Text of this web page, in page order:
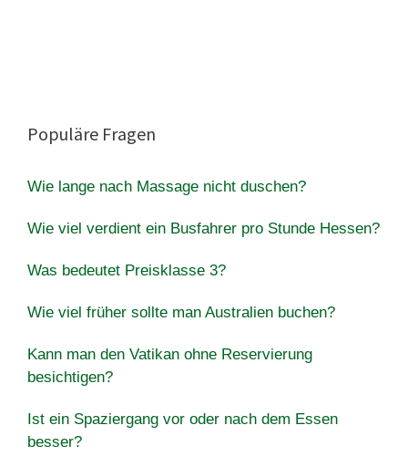
Populäre Fragen
Wie lange nach Massage nicht duschen?
Wie viel verdient ein Busfahrer pro Stunde Hessen?
Was bedeutet Preisklasse 3?
Wie viel früher sollte man Australien buchen?
Kann man den Vatikan ohne Reservierung
besichtigen?
Ist ein Spaziergang vor oder nach dem Essen
besser?